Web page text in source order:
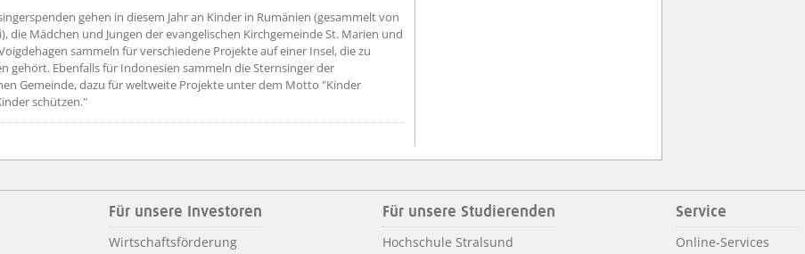
gehen in diesem Jahr an Kinder in Rumänien (gesammelt von
die Mädchen und Jungen der evangelischen Kirchgemeinde St. Marien und
sammeln für verschiedene Projekte auf einer Insel, die zu
gehört. Ebenfalls für Indonesien sammeln die Sternsinger der
Gemeinde, dazu für weltweite Projekte unter dem Motto "Kinder
schützen."
Für unsere Investoren
Wirtschaftsförderung
Für unsere Studierenden
Hochschule Stralsund
Service
Online-Services